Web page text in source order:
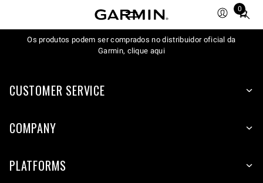
0
Total
items
in
Os produtos podem ser comprados no distribuidor oficial da
Garmin, clique aqui
CUSTOMER SERVICE
COMPANY
PLATFORMS